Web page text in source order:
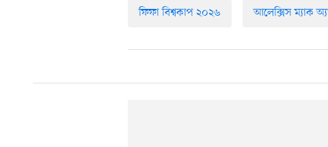
ফিফা বিশ্বকাপ ২০২৬ আলেক্সিস ম্যাক